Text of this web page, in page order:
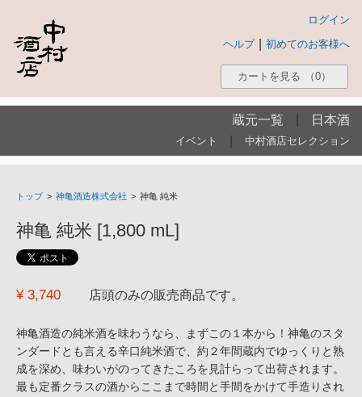
ログイン
初めてのお客様へ
ヘルプ
カートを見る （0）
蔵元一覧 日本酒
イベント 中村酒店セレクション
トップ > 神亀酒造株式会社 > 神亀 純米
神亀 純米 [1,800 mL]
¥ 3,740 店頭のみの販売商品です。
神亀酒造の純米酒を味わうなら、まずこの１本から！神亀のスタ
ンダードとも言える辛口純米酒で、約２年間蔵内でゆっくりと熟
成を深め、味わいがのってきたころを見計らって出荷されます。
最も定番クラスの酒からここまで時間と手間をかけて手造りされ